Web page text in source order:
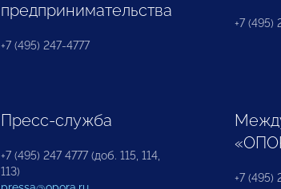
предпринимательства
+7 (495) 247-4777
+7 (495)
Пресс-служба
+7 (495) 247 4777 (доб. 115, 114,
113)
+7 (495)